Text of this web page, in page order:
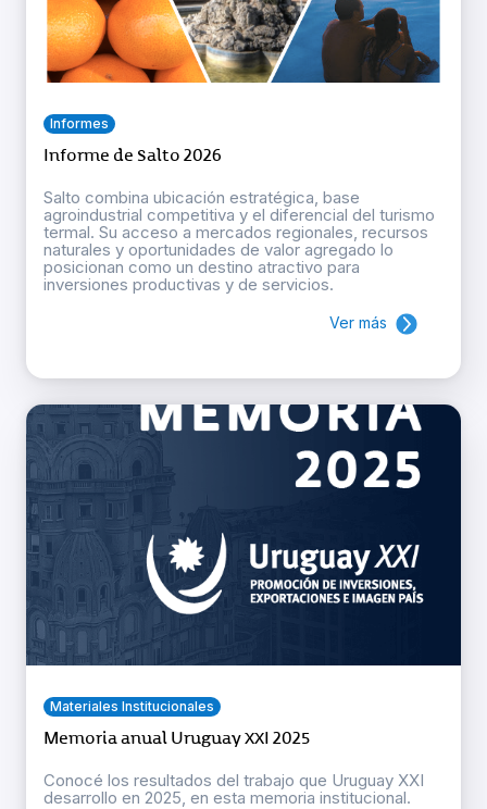
Informes
Informe de Salto 2026
Salto combina ubicación estratégica, base
agroindustrial competitiva y el diferencial del turismo
termal. Su acceso a mercados regionales, recursos
naturales y oportunidades de valor agregado lo
posicionan como un destino atractivo para
inversiones productivas y de servicios.
Ver más
Materiales Institucionales
Memoria anual Uruguay XXI 2025
Conocé los resultados del trabajo que Uruguay XXI
desarrollo en 2025, en esta memoria institucional.